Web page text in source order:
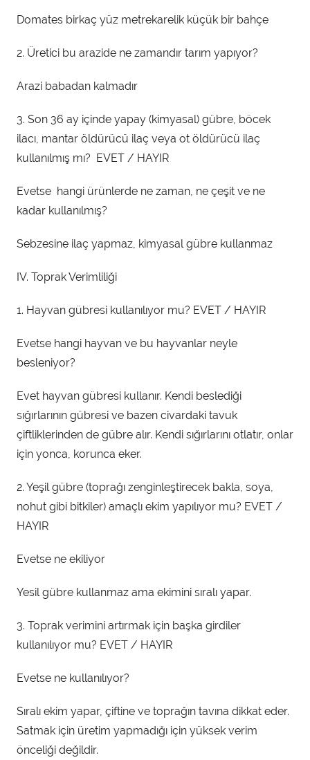
Domates birkaç yüz metrekarelik küçük bir bahçe
2. Üretici bu arazide ne zamandır tarım yapıyor?
Arazi babadan kalmadır
3. Son 36 ay içinde yapay (kimyasal) gübre, böcek
ilacı, mantar öldürücü ilaç veya ot öldürücü ilaç
kullanılmış mı? EVET / HAYIR
Evetse hangi ürünlerde ne zaman, ne çeşit ve ne
kadar kullanılmış?
Sebzesine ilaç yapmaz, kimyasal gübre kullanmaz
IV. Toprak Verimliliği
1. Hayvan gübresi kullanılıyor mu? EVET / HAYIR
Evetse hangi hayvan ve bu hayvanlar neyle
besleniyor?
Evet hayvan gübresi kullanır. Kendi beslediği
sığırlarının gübresi ve bazen civardaki tavuk
çiftliklerinden de gübre alır. Kendi sığırlarını otlatır, onlar
için yonca, korunca eker.
2. Yeşil gübre (toprağı zenginleştirecek bakla, soya,
nohut gibi bitkiler) amaçlı ekim yapılıyor mu? EVET /
HAYIR
Evetse ne ekiliyor
Yesil gübre kullanmaz ama ekimini sıralı yapar.
3. Toprak verimini artırmak için başka girdiler
kullanılıyor mu? EVET / HAYIR
Evetse ne kullanılıyor?
Sıralı ekim yapar, çiftine ve toprağın tavına dikkat eder.
Satmak için üretim yapmadığı için yüksek verim
önceliği değildir.